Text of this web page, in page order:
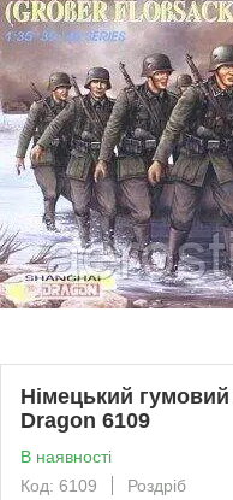
Німецький
Dragon 6109
В наявності
Код: 6109
Роздріб